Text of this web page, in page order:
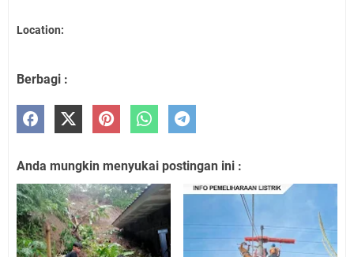
Location:
Berbagi :
Anda mungkin menyukai postingan ini :